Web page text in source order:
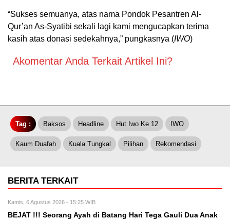
“Sukses semuanya, atas nama Pondok Pesantren Al-
Qur’an As-Syatibi sekali lagi kami mengucapkan terima
kasih atas donasi sedekahnya,” pungkasnya (IWO)
Akomentar Anda Terkait Artikel Ini?
Tag : Baksos Headline Hut Iwo Ke 12 IWO
Kaum Duafah Kuala Tungkal Pilihan Rekomendasi
BERITA TERKAIT
Kamis, 6 Agustus 2026 - 15:25 WIB
BEJAT !!! Seorang Ayah di Batang Hari Tega Gauli Dua Anak